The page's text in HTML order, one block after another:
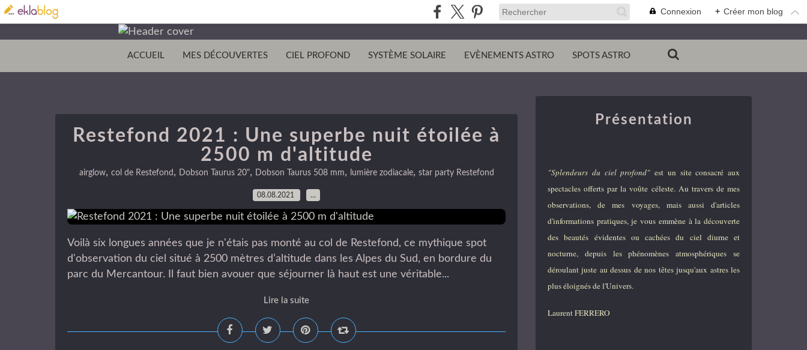
Connexion + Créer mon blog
ACCUEIL MES DÉCOUVERTES CIEL PROFOND SYSTÈME SOLAIRE EVÈNEMENTS ASTRO SPOTS ASTRO
Restefond 2021 : Une superbe nuit étoilée à
2500 m d'altitude
airglow, col de Restefond , Dobson Taurus 20", Dobson Taurus 508 mm, lumière zodiacale, star party Restefond
08.08.2021 …
Voilà six longues années que je n'étais pas monté au col de Restefond, ce mythique spot
d'observation du ciel situé à 2500 mètres d’altitude dans les Alpes du Sud, en bordure du
parc du Mercantour. Il faut bien avouer que séjourner là haut est une véritable...
Lire la suite
Présentation
"Splendeurs du ciel profond" est un site consacré aux
spectacles offerts par la voûte céleste. Au travers de mes
observations, de mes voyages, mais aussi d'articles
d'informations pratiques, je vous emmène à la découverte
des beautés évidentes ou cachées du ciel diurne et
nocturne, depuis les phénomènes atmosphériques se
déroulant juste au dessus de nos têtes jusqu'aux astres les
plus éloignés de l'Univers.
Laurent FERRERO